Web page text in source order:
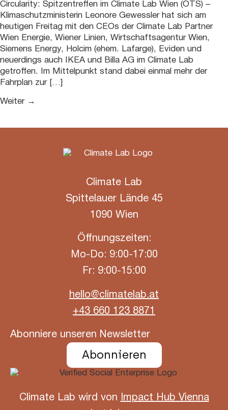
Circularity: Spitzentreffen im Climate Lab Wien (OTS) –
Klimaschutzministerin Leonore Gewessler hat sich am
heutigen Freitag mit den CEOs der Climate Lab Partner
Wien Energie, Wiener Linien, Wirtschaftsagentur Wien,
Siemens Energy, Holcim (ehem. Lafarge), Eviden und
neuerdings auch IKEA und Billa AG im Climate Lab
getroffen. Im Mittelpunkt stand dabei einmal mehr der
Fahrplan zur […]
Weiter →
Climate Lab
Spittelauer Lände 45
1090 Wien
Öffnungszeiten:
Mo-Do: 9:00-17:00
Fr: 9:00-15:00
hello@climatelab.at
+43 660 123 8871
Abonniere unseren Newsletter
Abonnieren
Climate Lab wird von
Impact Hub Vienna